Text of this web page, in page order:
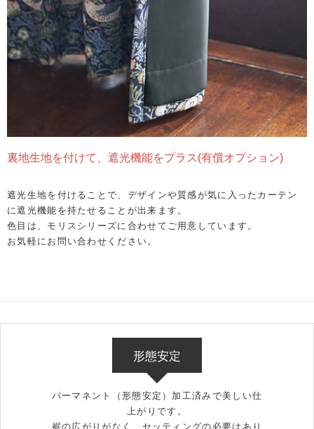
裏地生地を付けて、遮光機能をプラス(有償オプション)
遮光生地を付けることで、デザインや質感が気に入ったカーテン
に遮光機能を持たせることが出来ます。
色目は、モリスシリーズに合わせてご用意しています。
お気軽にお問い合わせください。
形態安定
パーマネント（形態安定）加工済みで美しい仕
上がりです。
裾の広がりがなく、セッティングの必要はあり